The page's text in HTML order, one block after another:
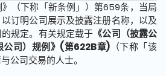
（下称「新条例」）第659条，当局
订明公司展示及披露注册名称，以及
规定。有关规定载于 《公司（披露公
公司）规例》(第622B章) （下称「该
公司交易的人士。